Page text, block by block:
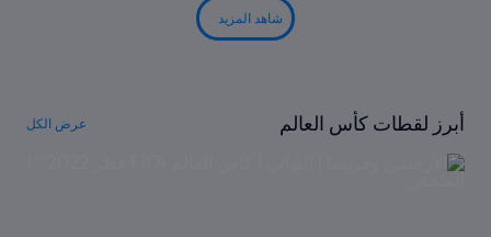
شاهد المزيد
أبرز لقطات كأس العالم عرض الكل